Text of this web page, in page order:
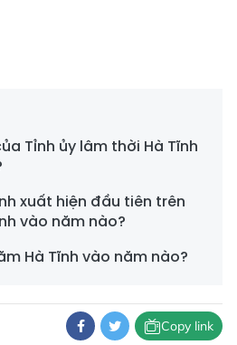
Tỉnh ủy lâm thời Hà Tĩnh
xuất hiện đầu tiên trên
vào năm nào?
Hà Tĩnh vào năm nào?
Copy link